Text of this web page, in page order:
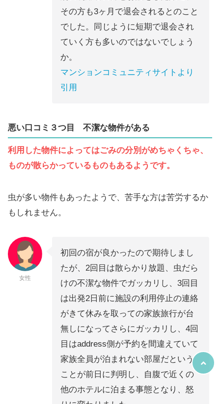
その方も3ヶ月で退会されるとのこと
でした。同じように短期で退会され
ていく方も多いのではないでしょう
か。
マンションコミュニティサイトより
引用
悪い口コミ３つ目 不潔な物件がある
利用した物件によってはごみの分別がめちゃくちゃ、
ものが散らかっているものもあるようです。
虫が多い物件もあったようで、苦手な方は苦労するか
もしれません。
女性
初回の宿が良かったので期待しまし
たが、2回目は散らかり放題、虫だら
けの不潔な物件でガッカリし、3回目
は出発2日前に施設の利用停止の連絡
がきて休みを取っての家族旅行が台
無しになってさらにガッカリし、4回
目はaddress側が予約を間違えていて
家族全員が泊まれない部屋だという
ことが前日に判明し、自腹で近くの
他のホテルに泊まる事態となり、怒